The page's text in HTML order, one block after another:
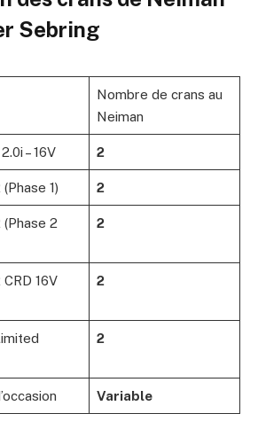
Sebring
Nombre de crans au
Neiman
– 16V 2
1) 2
2
2
16V
2
2
Variable